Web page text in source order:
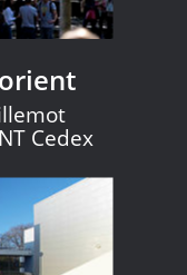
Cedex